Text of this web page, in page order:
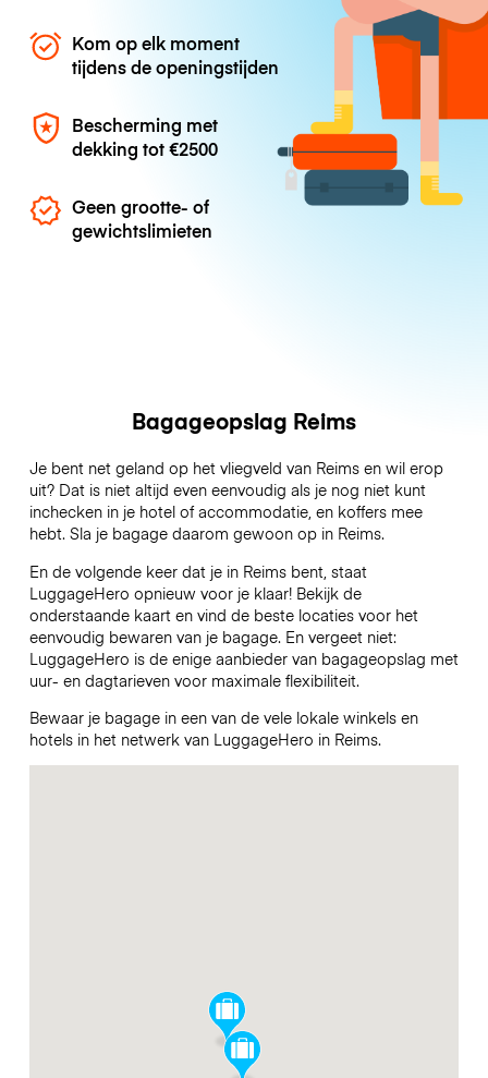
Kom op elk moment
tijdens de openingstijden
Bescherming met
dekking tot€2500
Geen grootte- of
gewichtslimieten
Bagageopslag Reims
Je bent net geland op het vliegveld van Reims en wil erop
uit? Dat is niet altijd even eenvoudig als je nog niet kunt
inchecken in je hotel of accommodatie, en koffers mee
hebt. Sla je bagage daarom gewoon op in Reims.
En de volgende keer dat je in Reims bent, staat
LuggageHero opnieuw voor je klaar! Bekijk de
onderstaande kaart en vind de beste locaties voor het
eenvoudig bewaren van je bagage. En vergeet niet:
LuggageHero is de enige aanbieder van bagageopslag met
uur- en dagtarieven voor maximale flexibiliteit.
Bewaar je bagage in een van de vele lokale winkels en
hotels in het netwerk van LuggageHero in Reims.